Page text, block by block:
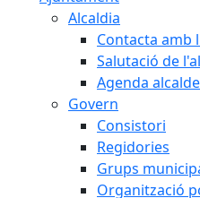
Alcaldia
Contacta amb
Salutació de
Agenda
Govern
Consistori
Regidories
Grups
Organització